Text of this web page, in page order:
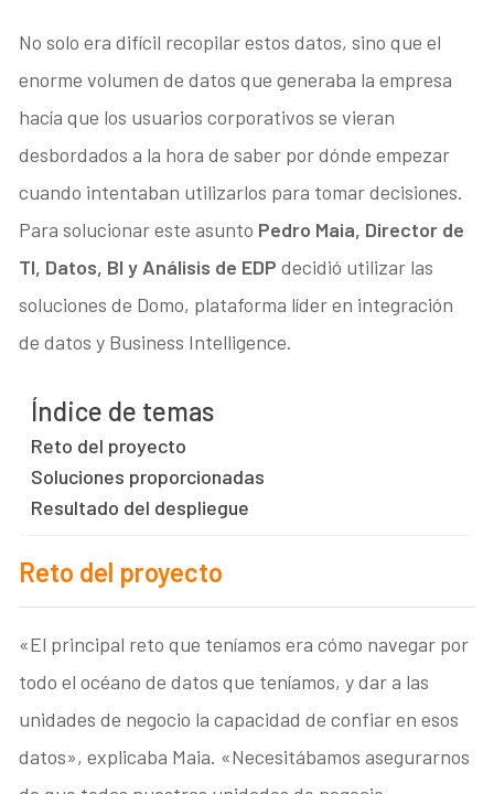
No solo era difícil recopilar estos datos, sino que el
enorme volumen de datos que generaba la empresa
hacía que los usuarios corporativos se vieran
desbordados a la hora de saber por dónde empezar
cuando intentaban utilizarlos para tomar decisiones.
Para solucionar este asunto Pedro Maia, Director de
TI, Datos, BI y Análisis de EDP decidió utilizar las
soluciones de Domo, plataforma líder en integración
de datos y Business Intelligence.
Índice de temas
Reto del proyecto
Soluciones proporcionadas
Resultado del despliegue
Reto del proyecto
«El principal reto que teníamos era cómo navegar por
todo el océano de datos que teníamos, y dar a las
unidades de negocio la capacidad de confiar en esos
datos», explicaba Maia. «Necesitábamos asegurarnos